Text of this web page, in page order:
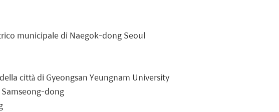
municipale di Naegok-dong Seoul
città di Gyeongsan Yeungnam University
dong